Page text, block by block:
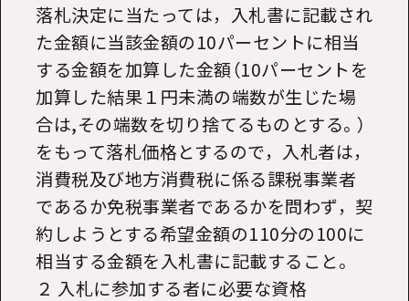
落札決定に当たっては，入札書に記載され
た金額に当該金額の10パーセントに相当
する金額を加算した金額（10パーセントを
加算した結果１円未満の端数が生じた場
合は,その端数を切り捨てるものとする。）
をもって落札価格とするので，入札者は，
消費税及び地方消費税に係る課税事業者
であるか免税事業者であるかを問わず，契
約しようとする希望金額の110分の100に
相当する金額を入札書に記載すること。
２ 入札に参加する者に必要な資格